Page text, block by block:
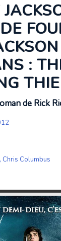
:
de Rick
, Chris Columbus